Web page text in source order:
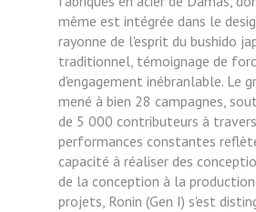
même est intégrée dans le
rayonne de l'esprit du bushido
traditionnel, témoignage de
d'engagement inébranlable. Le
mené à bien 28 campagnes,
de 5 000 contributeurs à
performances constantes
capacité à réaliser des
de la conception à la
projets, Ronin (Gen I) s'est